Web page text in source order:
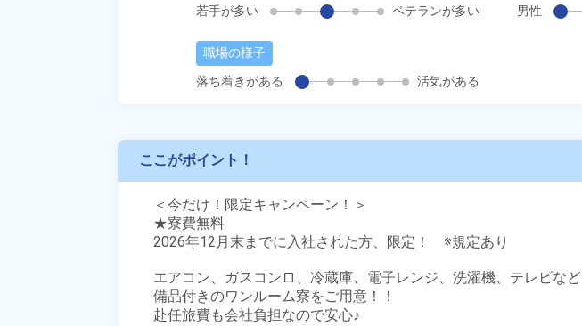
若手が多い
ベテランが多い
男性
職場の様子
落ち着きがある
活気がある
ここがポイント！
＜今だけ！限定キャンペーン！＞
★寮費無料
2026年12月末までに入社された方、限定！　※規定あり
エアコン、ガスコンロ、冷蔵庫、電子レンジ、洗濯機、テレビなど
備品付きのワンルーム寮をご用意！！
赴任旅費も会社負担なので安心♪